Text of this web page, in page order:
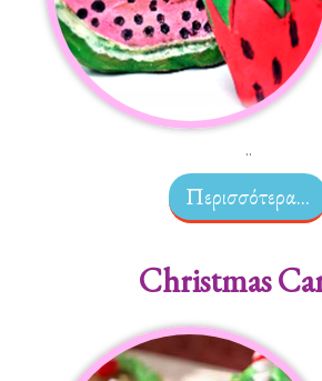
..
Περισσότερα...
Christmas